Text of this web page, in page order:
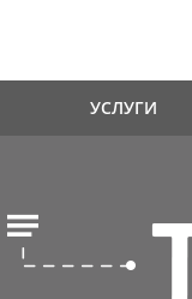
УСЛУГИ